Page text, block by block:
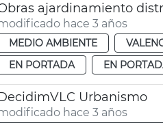
ajardinamiento
hace 3 años
MEDIO AMBIENTE
EN PORTADA
EN
Urbanismo
hace 3 años